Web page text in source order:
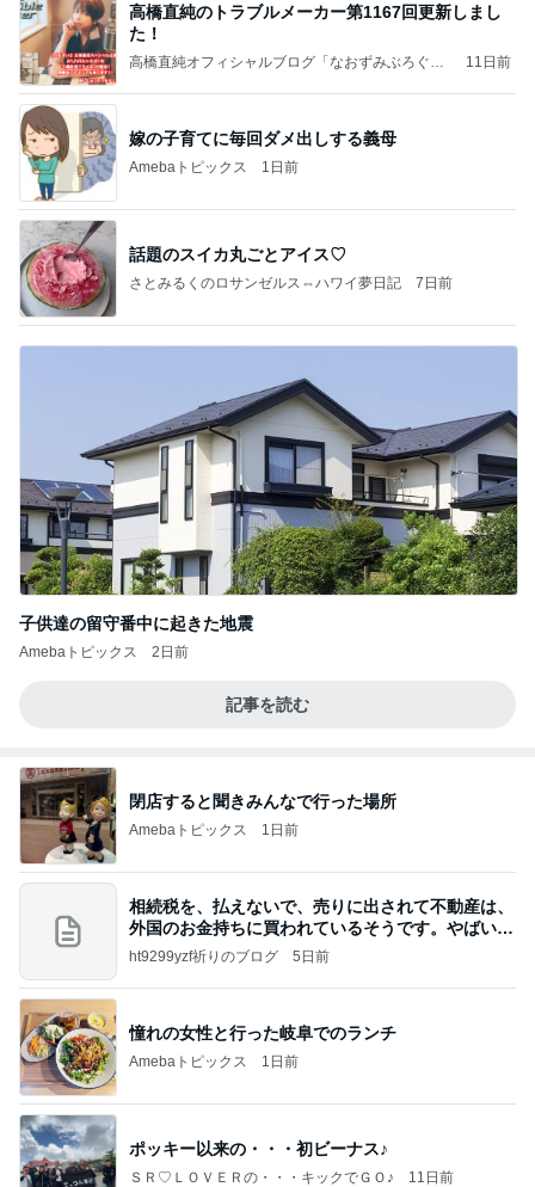
高橋直純のトラブルメーカー第1167回更新しまし
た！
高橋直純オフィシャルブログ「なおずみぶろぐ」
11日前
嫁の子育てに毎回ダメ出しする義母
Amebaトピックス 1日前
話題のスイカ丸ごとアイス♡
さとみるくのロサンゼルス⇔ハワイ夢日記 7日前
子供達の留守番中に起きた地震
Amebaトピックス 2日前
記事を読む
閉店すると聞きみんなで行った場所
Amebaトピックス 1日前
相続税を、払えないで、売りに出されて不動産は、
外国のお金持ちに買われているそうです。やばいで
すよ
ht9299yzf祈りのブログ 5日前
憧れの女性と行った岐阜でのランチ
Amebaトピックス 1日前
ポッキー以来の・・・初ビーナス♪
ＳＲ♡ＬＯＶＥＲの・・・キックでＧＯ♪ 11日前